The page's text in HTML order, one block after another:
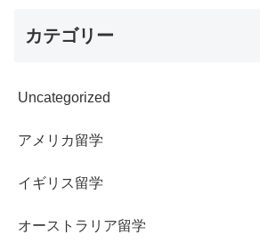
カテゴリー
Uncategorized
アメリカ留学
イギリス留学
オーストラリア留学